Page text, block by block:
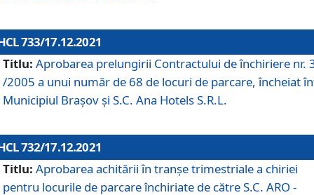
733/17.12.2021
Titlu: Aprobarea prelungirii Contractului de închiriere nr.
/2005 a unui număr de 68 de locuri de parcare, încheiat
Municipiul Braşov şi S.C. Ana Hotels S.R.L.
732/17.12.2021
Titlu: Aprobarea achitării în tranșe trimestriale a chiriei
pentru locurile de parcare închiriate de către S.C. ARO -